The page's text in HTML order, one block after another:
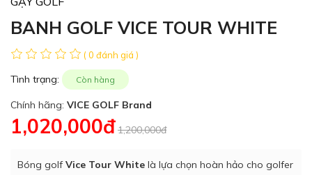
BANH GOLF VICE TOUR WHITE
( 0 đánh giá )
Tình trạng: Còn hàng
Chính hãng: VICE GOLF Brand
1,020,000đ 1,200,000đ
Bóng golfVice Tour White là lựa chọn hoàn hảo cho golfer